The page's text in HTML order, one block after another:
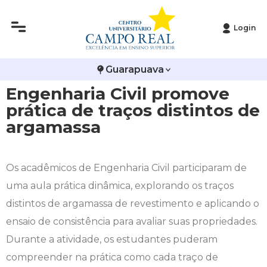
Login
Guarapuava
Engenharia Civil promove
prática de traços distintos de
argamassa
Os acadêmicos de Engenharia Civil participaram de
uma aula prática dinâmica, explorando os traços
distintos de argamassa de revestimento e aplicando o
ensaio de consistência para avaliar suas propriedades.
Durante a atividade, os estudantes puderam
compreender na prática como cada traço de
Infraestrutura
Editais
Publicações Institucionais
Arquitetura e Urbanismo
Biomedicina
Ciências Contábeis
Direito
Enfermagem
Engenharia Agronômica
Engenharia Civil
Vestibular de Inverno
Vestibular de Medicina
2ª Via de Boleto
Atestado de Matrícula
Atividades Complementares e Sociais
Biblioteca
Calendário Acadêmico
Calendário de Provas
Carteirinha de Estudante
Central de Estágios - TCC
Avalie a Campo Real
Bolsas e Incentivos
CPA
COLAP
Comissão de Ética no Uso de Animais
Comitê de Ética em Pesquisa
Diploma Digital
Educação em Direitos Humanos